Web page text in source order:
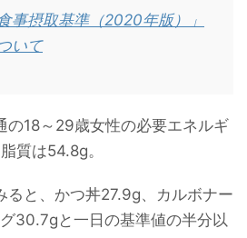
事摂取基準（2020年版）」
いて
の18～29歳女性の必要エネルギ
質は54.8g。
ると、かつ丼27.9g、カルボナー
30.7gと一日の基準値の半分以